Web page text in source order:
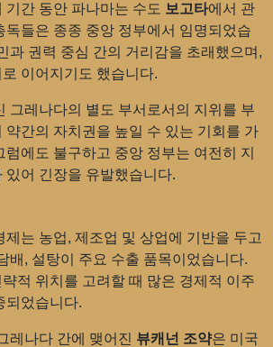
기간 동안 파나마는 수도 보고타에서 관
독들은 종종 중앙 정부에서 임명되었습
과 권력 중심 간의 거리감을 초래했으며,
이어지기도 했습니다.
그레나다의 별도 부서로서의 지위를 부
약간의 자치권을 높일 수 있는 기회를 가
에도 불구하고 중앙 정부는 여전히 지
있어 긴장을 유발했습니다.
제는 농업, 제조업 및 상업에 기반을 두고
배, 설탕이 주요 수출 품목이었습니다.
적 위치를 고려할 때 많은 경제적 이주
되었습니다.
레나다 간에 맺어진 뷰캐넌 조약은 미국